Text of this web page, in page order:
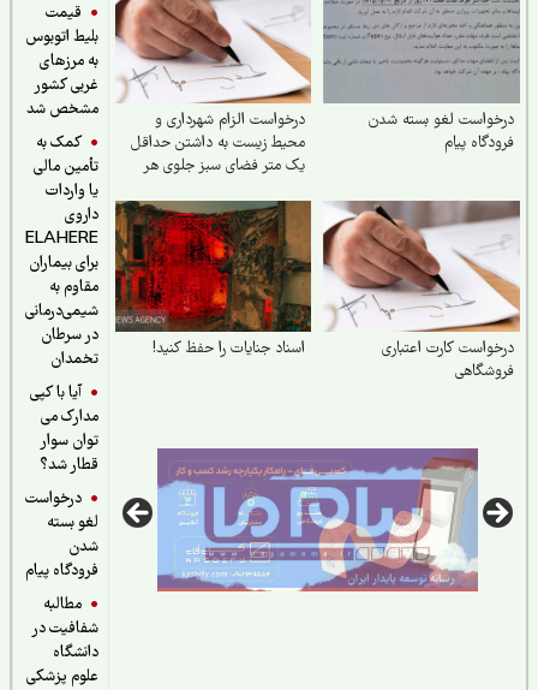
قیمت
بلیط اتوبوس
به مرزهای
غربی کشور
مشخص شد
کمک به
تأمین مالی
یا واردات
داروی
ELAHERE
برای بیماران
مقاوم به
شیمی‌درمانی
در سرطان
تخمدان
آیا با کپی
مدارک می
توان سوار
قطار شد؟
درخواست
لغو بسته
فرودگاه پیام
مطالبه
شفافیت در
دانشگاه
علوم پزشکی
لغو بسته شدن
پیام
درخواست الزام شهرداری و
محیط زیست به داشتن حداقل
یک متر فضای سبز جلوی هر
کارت اعتباری
اسناد جنایات را حفظ کنید!